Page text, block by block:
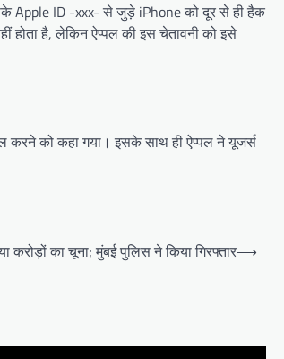
Apple ID -xxx- से जुड़े iPhone को दूर से ही हैक
होता है, लेकिन ऐप्पल की इस चेतावनी को इसे
को कहा गया। इसके साथ ही ऐप्पल ने यूजर्स
करोड़ों का चूना; मुंबई पुलिस ने किया गिरफ्तार⟶